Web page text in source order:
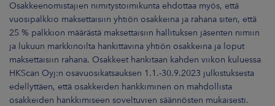
Osakkeenomistajien nimitystoimikunta ehdottaa myös, että
vuosipalkkio maksettaisiin yhtiön osakkeina ja rahana siten, että
25 % palkkion määrästä maksettaisiin hallituksen jäsenten nimiin
ja lukuun markkinoilta hankittavina yhtiön osakkeina ja loput
maksettaisiin rahana. Osakkeet hankitaan kahden viikon kuluessa
HKScan Oyj:n osavuosikatsauksen 1.1.-30.9.2023 julkistuksesta
edellyttäen, että osakkeiden hankkiminen on mahdollista
osakkeiden hankkimiseen soveltuvien säännösten mukaisesti.